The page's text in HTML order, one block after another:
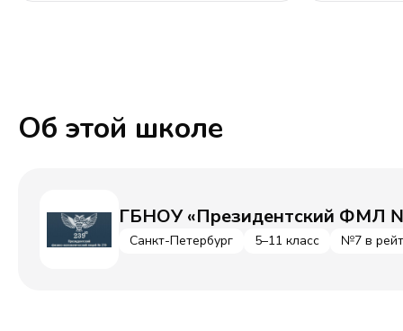
Об этой школе
ГБНОУ «Президентский ФМЛ
Санкт-Петербург 5–11 класс №7 в